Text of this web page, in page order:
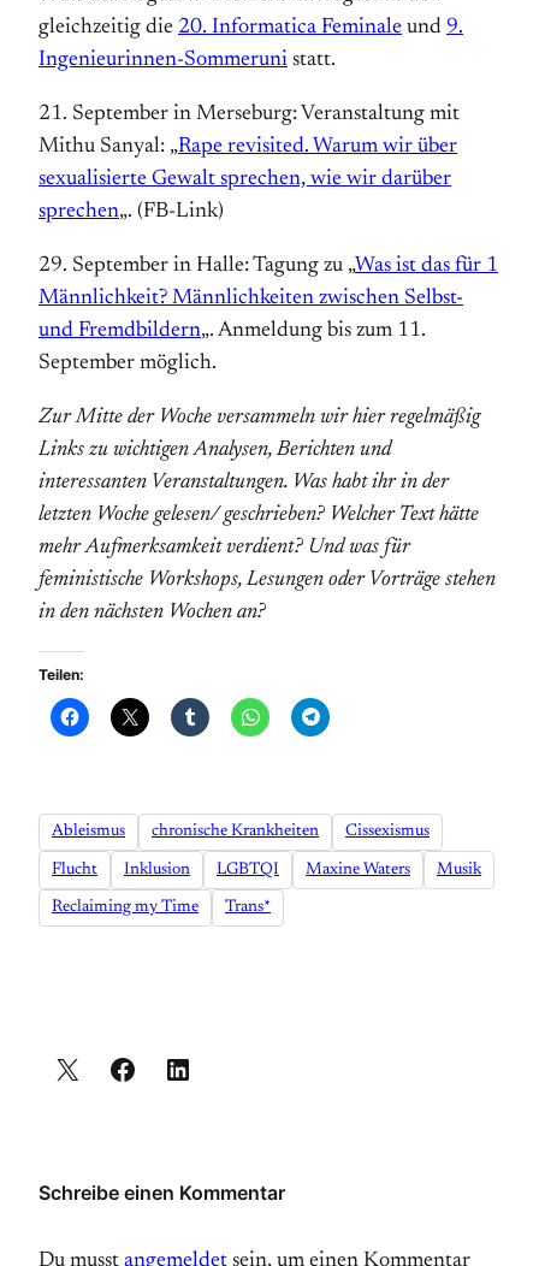
gleichzeitig die 20. Informatica Feminale und 9.
Ingenieurinnen-Sommeruni statt.
21. September in Merseburg: Veranstaltung mit
Mithu Sanyal: „Rape revisited. Warum wir über
sexualisierte Gewalt sprechen, wie wir darüber
sprechen„. (FB-Link)
29. September in Halle: Tagung zu „Was ist das für 1
Männlichkeit? Männlichkeiten zwischen Selbst-
und Fremdbildern„. Anmeldung bis zum 11.
September möglich.
Zur Mitte der Woche versammeln wir hier regelmäßig
Links zu wichtigen Analysen, Berichten und
interessanten Veranstaltungen. Was habt ihr in der
letzten Woche gelesen/ geschrieben? Welcher Text hätte
mehr Aufmerksamkeit verdient? Und was für
feministische Workshops, Lesungen oder Vorträge stehen
in den nächsten Wochen an?
Teilen:
Ableismus chronische Krankheiten Cissexismus
Flucht Inklusion LGBTQI Maxine Waters Musik
Reclaiming my Time Trans*
Schreibe einen Kommentar
Du musst angemeldet sein, um einen Kommentar